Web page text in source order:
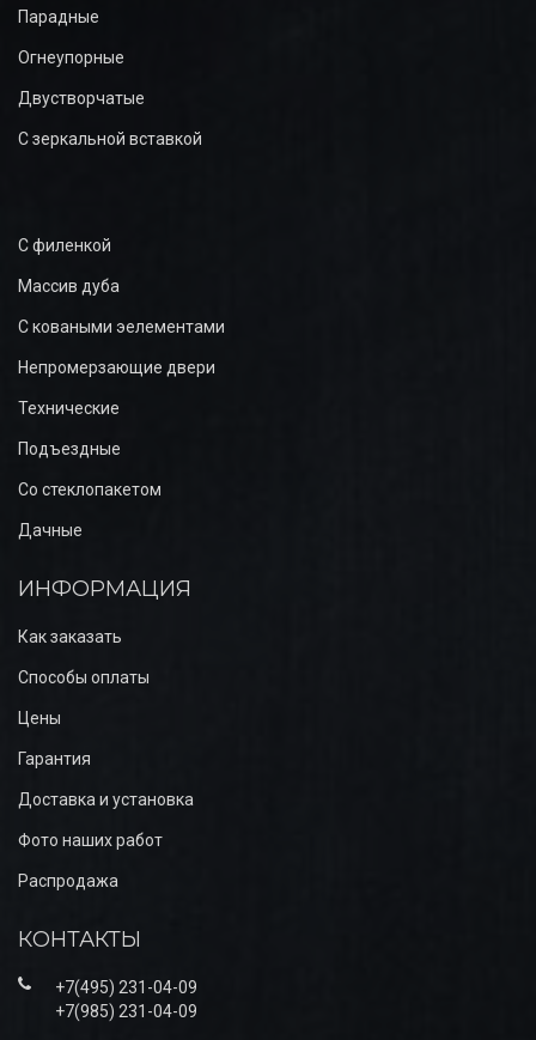
Парадные
Огнеупорные
Двустворчатые
С зеркальной вставкой
С филенкой
Массив дуба
С коваными эелементами
Непромерзающие двери
Технические
Подъездные
Со стеклопакетом
Дачные
ИНФОРМАЦИЯ
Как заказать
Способы оплаты
Цены
Гарантия
Доставка и установка
Фото наших работ
Распродажа
КОНТАКТЫ
+7(495) 231-04-09
+7(985) 231-04-09